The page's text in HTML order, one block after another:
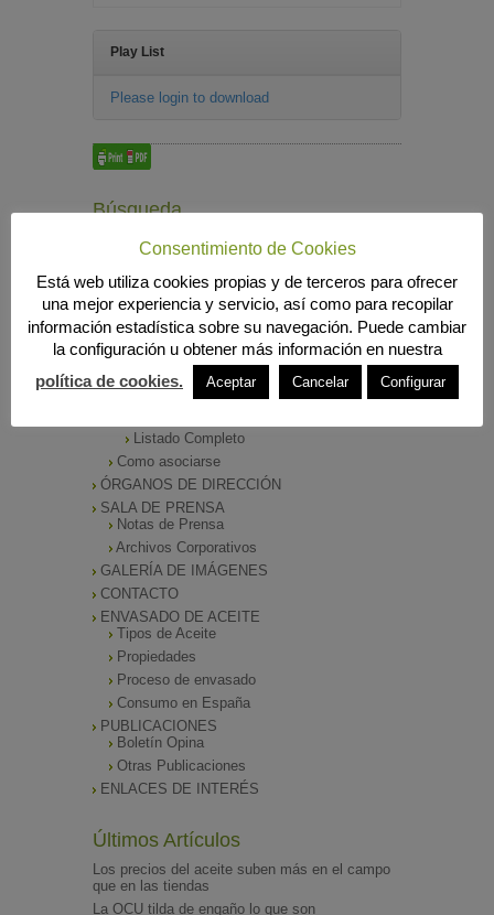
Play List
Please login to download
Búsqueda
MENÚ PRINCIPAL
INICIO
ANIERAC
Presentación
Listado Completo
Como asociarse
ÓRGANOS DE DIRECCIÓN
SALA DE PRENSA
Notas de Prensa
Archivos Corporativos
GALERÍA DE IMÁGENES
CONTACTO
ENVASADO DE ACEITE
Tipos de Aceite
Propiedades
Proceso de envasado
Consumo en España
PUBLICACIONES
Boletín Opina
Otras Publicaciones
ENLACES DE INTERÉS
Últimos Artículos
Los precios del aceite suben más en el campo
que en las tiendas
La OCU tilda de engaño lo que son
Consentimiento de Cookies
Está web utiliza cookies propias y de terceros para ofrecer
una mejor experiencia y servicio, así como para recopilar
información estadística sobre su navegación. Puede cambiar
la configuración u obtener más información en nuestra
política de cookies.
Aceptar Cancelar Configurar